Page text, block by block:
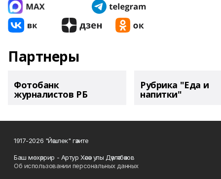
Партнеры
Фотобанк
журналистов РБ
Рубрика "Еда и
напитки"
1917-2026 "Йәшлек" гәзите
Баш мөхәррир - Артур Хәсән улы Дәүләтбәков
Об использовании персональных данных